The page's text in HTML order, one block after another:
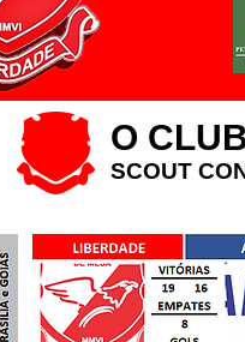
O
SCOUT